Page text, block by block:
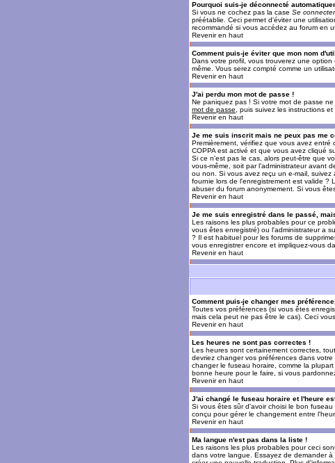
Pourquoi suis-je déconnecté
Si vous ne cochez pas la case Se
préétablie. Ceci permet d'éviter une
recommandé si vous accédez au forum en
Revenir en haut
Comment puis-je éviter que mon nom
Dans votre profil, vous trouverez une option
même. Vous serez compté comme un
Revenir en haut
J'ai perdu mon mot de passe !
Ne paniquez pas ! Si votre mot de passe
mot de passe , puis suivez les instructions
Revenir en haut
Je me suis inscrit mais ne peux pas me
Premièrement, vérifiez que vous avez
COPPA est activé et que vous avez cliqué
Si ce n'est pas le cas, alors peut-être que
vous-même, soit par l'administrateur avant
ou non. Si vous avez reçu un e-mail,
fournie lors de l'enregistrement est valide ?
abuser du forum anonymement. Si vous
Revenir en haut
Je me suis enregistré dans le passé,
Les raisons les plus probables pour ce
vous êtes enregistré) ou l'administrateur a
? Il est habituel pour les forums de
vous enregistrer encore et impliquez-vous
Revenir en haut
Comment puis-je changer mes
Toutes vos préférences (si vous êtes
mais cela peut ne pas être le cas). Ceci
Revenir en haut
Les heures ne sont pas correctes !
Les heures sont certainement correctes,
devriez changer vos préférences dans
changer le fuseau horaire, comme la
bonne heure pour le faire, si vous
Revenir en haut
J'ai changé le fuseau horaire et l'heure
Si vous êtes sûr d'avoir choisi le bon
conçu pour gérer le changement entre
Revenir en haut
Ma langue n'est pas dans la liste !
Les raisons les plus probables pour ceci
dans votre langue. Essayez de demander